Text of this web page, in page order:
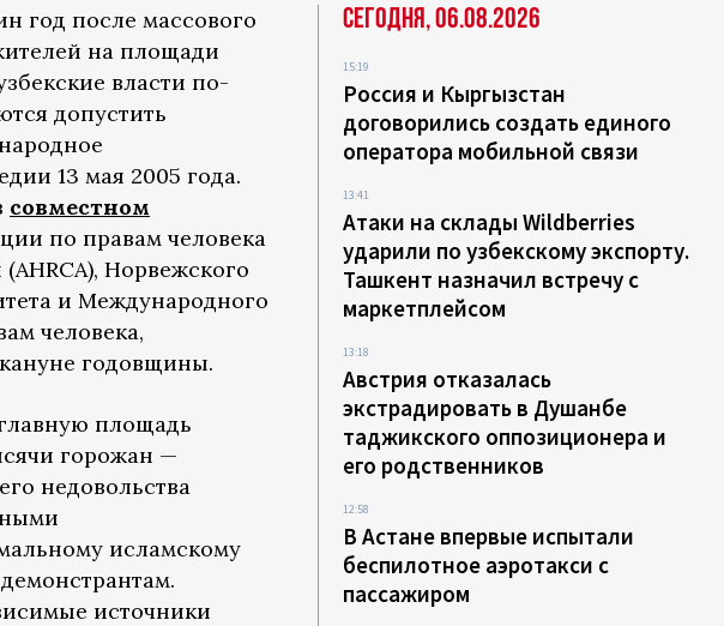
год после массового
на площади
власти по-
допустить
13 мая 2005 года.
совместном
по правам человека
Норвежского
и Международного
человека,
годовщины.
площадь
горожан —
недовольства
исламскому
источники
Сегодня, 06.08.2026
15:19
Россия и Кыргызстан
договорились создать единого
оператора мобильной связи
13:41
Атаки на склады Wildberries
ударили по узбекскому экспорту.
Ташкент назначил встречу с
маркетплейсом
13:18
Австрия отказалась
экстрадировать в Душанбе
таджикского оппозиционера и
его родственников
12:58
В Астане впервые испытали
беспилотное аэротакси с
пассажиром